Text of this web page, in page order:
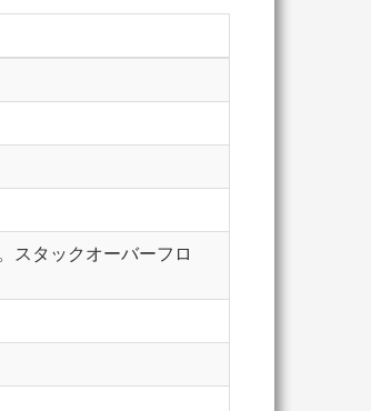
スタックオーバーフロ